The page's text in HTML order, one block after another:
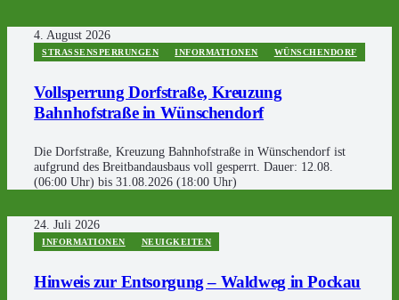
4. August 2026
STRASSENSPERRUNGEN INFORMATIONEN WÜNSCHENDORF
Vollsperrung Dorfstraße, Kreuzung
Bahnhofstraße in Wünschendorf
Die Dorfstraße, Kreuzung Bahnhofstraße in Wünschendorf ist
aufgrund des Breitbandausbaus voll gesperrt. Dauer: 12.08.
(06:00 Uhr) bis 31.08.2026 (18:00 Uhr)
24. Juli 2026
INFORMATIONEN NEUIGKEITEN
Hinweis zur Entsorgung – Waldweg in Pockau